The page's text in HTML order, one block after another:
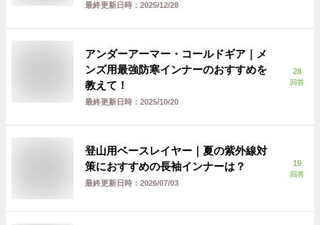
最終更新日時： 2025/12/28
アンダーアーマー・コールドギア｜メ
ンズ用最強防寒インナーのおすすめを
教えて！
最終更新日時： 2025/10/20
28
回答
登山用ベースレイヤー｜夏の紫外線対
策におすすめの長袖インナーは？
最終更新日時： 2026/07/03
19
回答